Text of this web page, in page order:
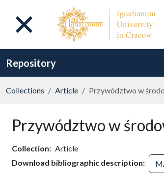
Repository
Collections Article Przywództwo w
Przywództwo w
Collection
Article
Download bibliographic description